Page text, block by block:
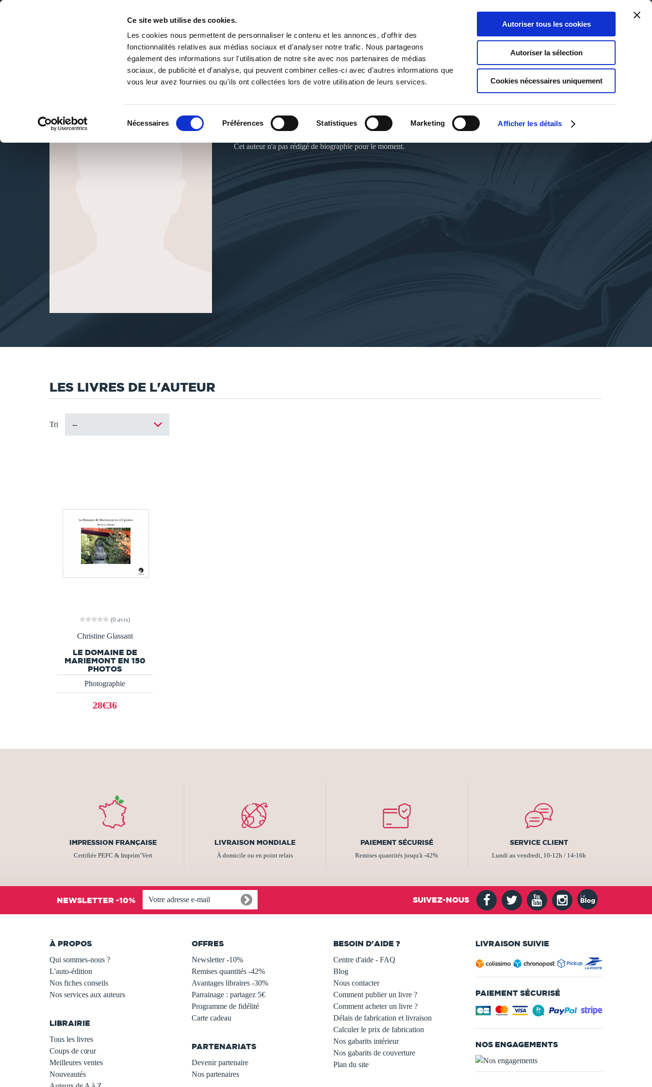
Ce site web utilise des cookies.
Les cookies nous permettent de personnaliser le contenu et les annonces, d'offrir des
fonctionnalités relatives aux médias sociaux et d'analyser notre trafic. Nous partageons
également des informations sur l'utilisation de notre site avec nos partenaires de médias
sociaux, de publicité et d'analyse, qui peuvent combiner celles-ci avec d'autres informations que
vous leur avez fournies ou qu'ils ont collectées lors de votre utilisation de leurs services.
Nécessaires Préférences Statistiques Marketing Afficher les détails
Autoriser tous les cookies
Autoriser la sélection
Cookies nécessaires uniquement
DE LA PAGE BLANCHE... AU BEST SELLER
0
Panier
0
Ma liste
Connexion
PUBLIER UN LIVRE LIBRAIRIE
Christine Glassant
CHRISTINE GLASSANT
Cet auteur n'a pas rédigé de biographie pour le moment.
LES LIVRES DE L'AUTEUR
Tri
(0 avis)
Christine Glassant
LE DOMAINE DE
MARIEMONT EN 150
PHOTOS
Photographie
28€36
IMPRESSION FRANÇAISE
Certifiée PEFC & Imprim’Vert
LIVRAISON MONDIALE
À domicile ou en point relais
PAIEMENT SÉCURISÉ
Remises quantités jusqu'à -42%
SERVICE CLIENT
Lundi au vendredi, 10-12h / 14-16h
NEWSLETTER -10% SUIVEZ-NOUS
À PROPOS
Qui sommes-nous ?
L'auto-édition
Nos fiches conseils
Nos services aux auteurs
LIBRAIRIE
Tous les livres
Coups de cœur
Meilleures ventes
Nouveautés
OFFRES
Newsletter -10%
Remises quantités -42%
Avantages libraires -30%
Parrainage : partagez 5€
Programme de fidélité
Carte cadeau
PARTENARIATS
Devenir partenaire
Nos partenaires
BESOIN D'AIDE ?
Centre d'aide - FAQ
Blog
Nous contacter
Comment publier un livre ?
Comment acheter un livre ?
Délais de fabrication et livraison
Calculer le prix de fabrication
Nos gabarits intérieur
Nos gabarits de couverture
Plan du site
LIVRAISON SUIVIE
PAIEMENT SÉCURISÉ
NOS ENGAGEMENTS